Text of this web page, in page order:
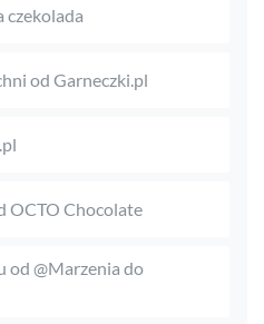
czekolada
od Garneczki.pl
OCTO Chocolate
od @Marzenia do